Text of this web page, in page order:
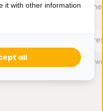
niet
* Lees hier de
it with other information
all